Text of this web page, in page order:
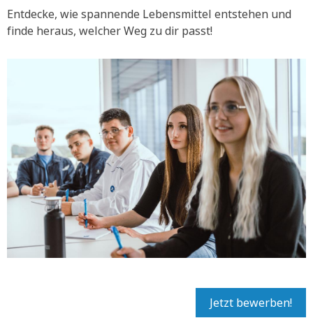
Entdecke, wie spannende Lebensmittel entstehen und
finde heraus, welcher Weg zu dir passt!
Jetzt bewerben!